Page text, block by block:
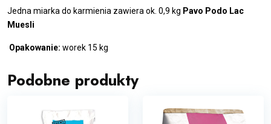
Jedna miarka do karmienia zawiera ok. 0,9 kg Pavo Podo Lac
Muesli
Opakowanie: worek 15 kg
Podobne produkty